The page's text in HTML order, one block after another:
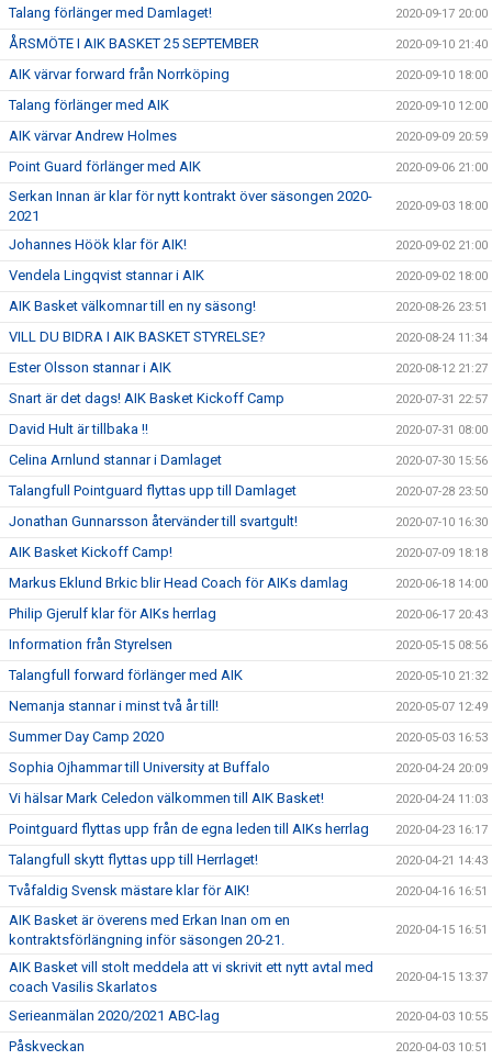
Talang förlänger med Damlaget! 2020-09-17 20:00
ÅRSMÖTE I AIK BASKET 25 SEPTEMBER 2020-09-10 21:40
AIK värvar forward från Norrköping 2020-09-10 18:00
Talang förlänger med AIK 2020-09-10 12:00
AIK värvar Andrew Holmes 2020-09-09 20:59
Point Guard förlänger med AIK 2020-09-06 21:00
Serkan Innan är klar för nytt kontrakt över säsongen 2020-
2021
2020-09-03 18:00
Johannes Höök klar för AIK! 2020-09-02 21:00
Vendela Lingqvist stannar i AIK 2020-09-02 18:00
AIK Basket välkomnar till en ny säsong! 2020-08-26 23:51
VILL DU BIDRA I AIK BASKET STYRELSE? 2020-08-24 11:34
Ester Olsson stannar i AIK 2020-08-12 21:27
Snart är det dags! AIK Basket Kickoff Camp 2020-07-31 22:57
David Hult är tillbaka !! 2020-07-31 08:00
Celina Arnlund stannar i Damlaget 2020-07-30 15:56
Talangfull Pointguard flyttas upp till Damlaget 2020-07-28 23:50
Jonathan Gunnarsson återvänder till svartgult! 2020-07-10 16:30
AIK Basket Kickoff Camp! 2020-07-09 18:18
Markus Eklund Brkic blir Head Coach för AIKs damlag 2020-06-18 14:00
Philip Gjerulf klar för AIKs herrlag 2020-06-17 20:43
Information från Styrelsen 2020-05-15 08:56
Talangfull forward förlänger med AIK 2020-05-10 21:32
Nemanja stannar i minst två år till! 2020-05-07 12:49
Summer Day Camp 2020 2020-05-03 16:53
Sophia Ojhammar till University at Buffalo 2020-04-24 20:09
Vi hälsar Mark Celedon välkommen till AIK Basket! 2020-04-24 11:03
Pointguard flyttas upp från de egna leden till AIKs herrlag 2020-04-23 16:17
Talangfull skytt flyttas upp till Herrlaget! 2020-04-21 14:43
Tvåfaldig Svensk mästare klar för AIK! 2020-04-16 16:51
AIK Basket är överens med Erkan Inan om en
kontraktsförlängning inför säsongen 20-21.
2020-04-15 16:51
AIK Basket vill stolt meddela att vi skrivit ett nytt avtal med
coach Vasilis Skarlatos
2020-04-15 13:37
Serieanmälan 2020/2021 ABC-lag 2020-04-03 10:55
Påskveckan 2020-04-03 10:51